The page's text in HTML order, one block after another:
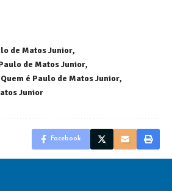
de Matos Junior
de Matos Junior
Quem é Paulo de Matos Junior
Junior
Facebook